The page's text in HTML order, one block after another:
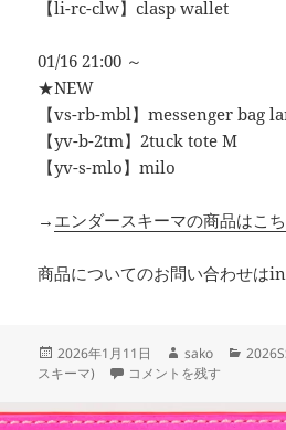
【li-rc-clw】clasp wallet
01/16 21:00 ～
★NEW
【vs-rb-mbl】messenger bag
【yv-b-2tm】2tuck tote M
【yv-s-mlo】milo
→ エンダースキーマの商品はこ
商品についてのお問い合わせは
投
稿
2026年1月11日
作
成
sako
カ
リ
スキーマ)
エンダースキーマ 26WS
コメントを残す